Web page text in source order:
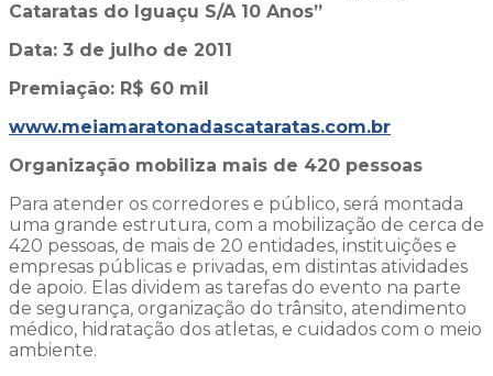
Cataratas do Iguaçu S/A 10 Anos”
Data: 3 de julho de 2011
Premiação: R$ 60 mil
www.meiamaratonadascataratas.com.br
Organização mobiliza mais de 420 pessoas
Para atender os corredores e público, será montada
uma grande estrutura, com a mobilização de cerca de
420 pessoas, de mais de 20 entidades, instituições e
empresas públicas e privadas, em distintas atividades
de apoio. Elas dividem as tarefas do evento na parte
de segurança, organização do trânsito, atendimento
médico, hidratação dos atletas, e cuidados com o meio
ambiente.